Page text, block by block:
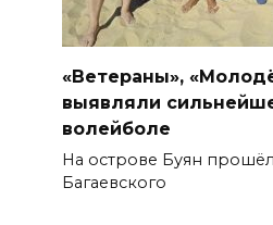
«Ветераны»,
выявляли
волейболе
На острове Буян
Багаевского